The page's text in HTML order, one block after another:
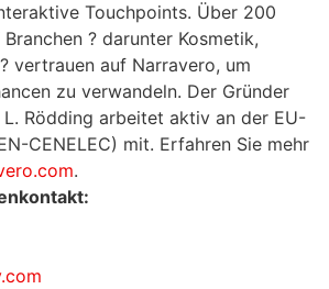
Touchpoints. Über 200
? darunter Kosmetik,
vertrauen auf Narravero, um
zu verwandeln. Der Gründer
L. Rödding arbeitet aktiv an der EU-
CENELEC) mit. Erfahren Sie mehr
.